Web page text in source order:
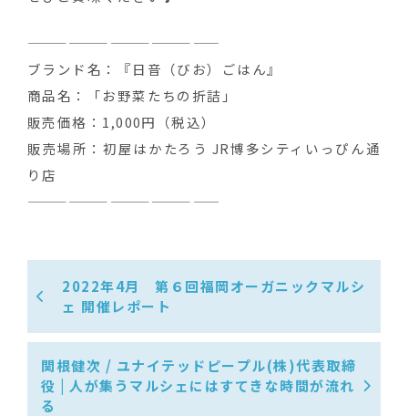
——————————————
ブランド名：『日音（びお）ごはん』
商品名：「お野菜たちの折詰」
販売価格：1,000円（税込）
販売場所：初屋はかたろう JR博多シティいっぴん通
り店
——————————————
2022年4月 第６回福岡オーガニックマルシ
ェ 開催レポート
関根健次 / ユナイテッドピープル(株)代表取締
役 | 人が集うマルシェにはすてきな時間が流れ
る